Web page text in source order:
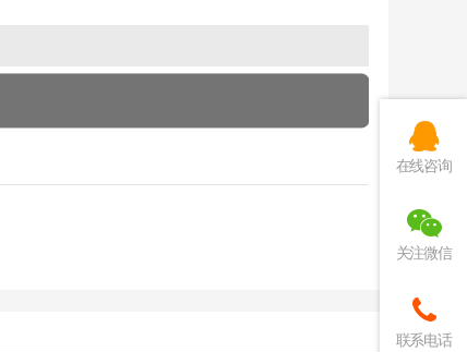
在线咨询
关注微信
联系电话